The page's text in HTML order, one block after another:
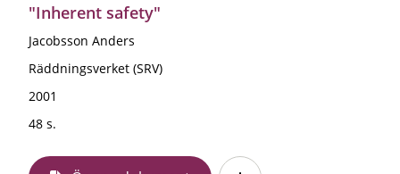
"Inherent safety"
Jacobsson Anders
Räddningsverket (SRV)
2001
48 s.